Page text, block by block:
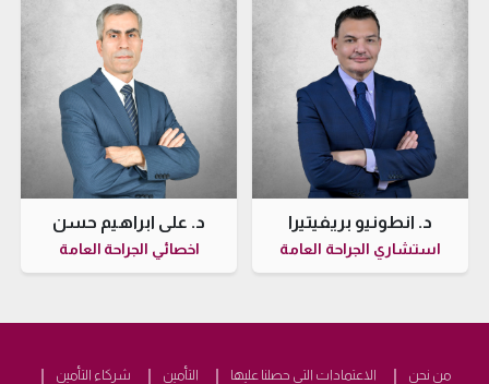
د. انطونيو بريفيتيرا
استشاري الجراحة العامة
د. علي ابراهيم حسن
اخصائي الجراحة العامة
من نحن الاعتمادات التي حصلنا عليها التأمين شركاء التأمين